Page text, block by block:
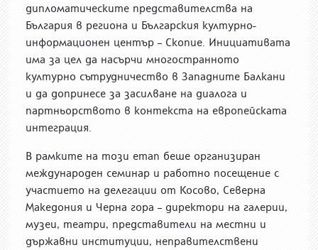
дипломатическите представителства на
България в региона и Българския културно-
информационен център – Скопие. Инициативата
има за цел да насърчи многостранното
културно сътрудничество в Западните Балкани
и да допринесе за засилване на диалога и
партньорството в контекста на европейската
интеграция.
В рамките на този етап беше организиран
международен семинар и работно посещение с
участието на делегации от Косово, Северна
Македония и Черна гора – директори на галерии,
музеи, театри, представители на местни и
държавни институции, неправителствени